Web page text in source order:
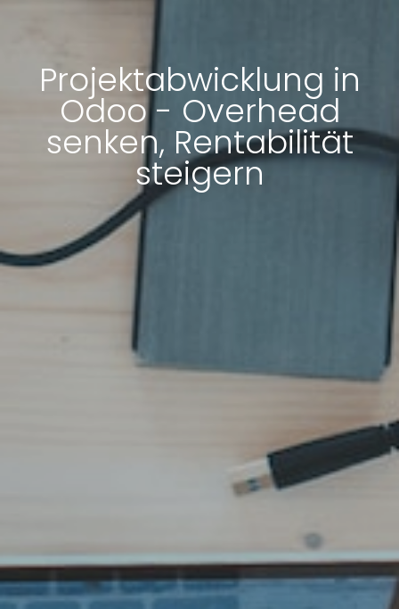
Projektabwicklung in
Odoo - Overhead
senken, Rentabilität
steigern